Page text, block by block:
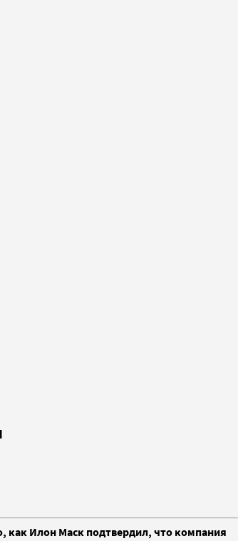
как Илон Маск подтвердил, что компания